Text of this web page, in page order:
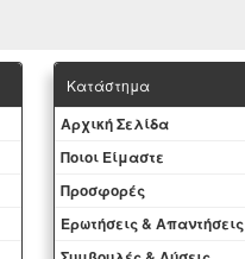
Κατάστημα
Aρχική Σελίδα
Ποιοι Είμαστε
Προσφορές
Ερωτήσεις & Απαντήσεις